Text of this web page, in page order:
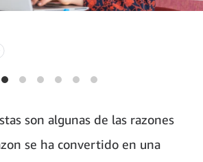
son algunas de las razones
se ha convertido en una